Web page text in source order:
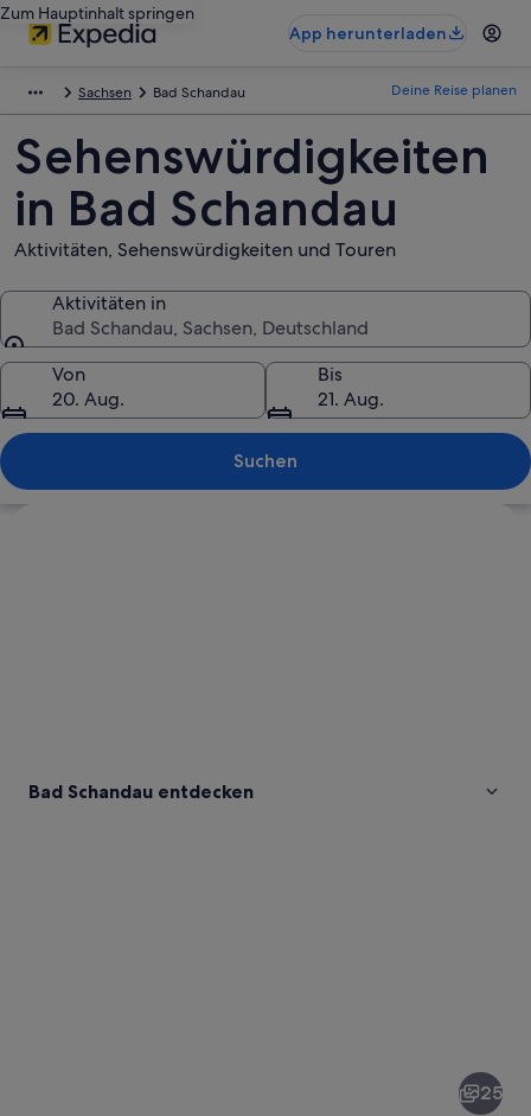
Zum Hauptinhalt springen
App herunterladen
Sachsen Bad Schandau Deine Reise planen
Sehenswürdigkeiten
in Bad Schandau
Aktivitäten, Sehenswürdigkeiten und Touren
Aktivitäten in
Bad Schandau, Sachsen, Deutschland
Aktivitäten in
Von
20. Aug.
Bis
21. Aug.
Suchen
Bad Schandau entdecken
25